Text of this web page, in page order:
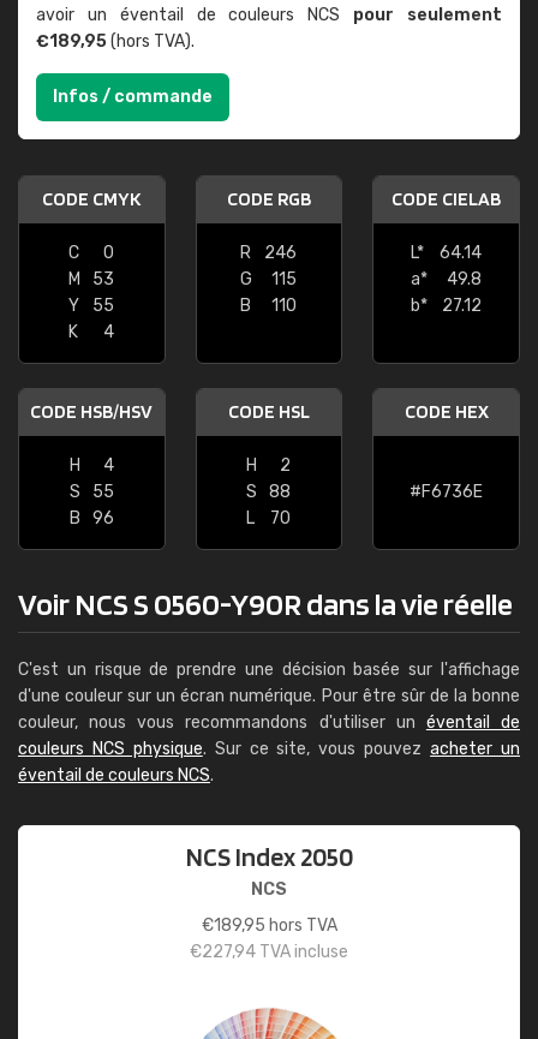
avoir un éventail de couleurs NCS pour seulement
€189,95(hors TVA).
Infos / commande
CODE CMYK
C
0
M
53
Y
55
K
4
CODE RGB
R
246
G
115
B
110
CODE CIELAB
L*
64.14
a*
49.8
b*
27.12
CODE HSB/HSV
H
4
S
55
B
96
CODE HSL
H
2
S
88
L
70
CODE HEX
#F6736E
Voir NCS S 0560-Y90R dans la vie réelle
C'est un risque de prendre une décision basée sur l'affichage
d'une couleur sur un écran numérique. Pour être sûr de la bonne
couleur, nous vous recommandons d'utiliser un éventail de
couleurs NCS physique. Sur ce site, vous pouvezacheter un
éventail de couleurs NCS.
NCS Index 2050
NCS
€189,95 hors TVA
€227,94 TVA incluse